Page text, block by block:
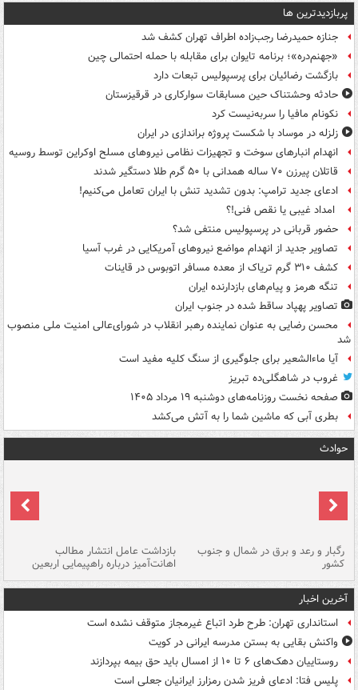
پربازدیدترین ها
جنازه حمیدرضا رجب‌زاده اطراف تهران کشف شد
«جهنم‌دره»؛ برنامه تایوان برای مقابله با حمله احتمالی چین
بازگشت رضائیان برای پرسپولیس تبعات دارد
حادثه وحشتناک حین مسابقات سوارکاری در قرقیزستان
نکونام مافیا را سربه‌نیست کرد
زلزله در موساد با شکست پروژه براندازی در ایران
انهدام انبارهای سوخت و تجهیزات نظامی نیروهای مسلح اوکراین توسط روسیه
قاتلان پیرزن ۷۰ ساله همدانی با ۵۰ گرم طلا دستگیر شدند
ادعای جدید ترامپ: بدون تشدید تنش با ایران تعامل می‌کنیم!
امداد غیبی یا نقص فنی!؟
حضور قربانی در پرسپولیس منتفی شد؟
تصاویر جدید از انهدام مواضع نیروهای آمریکایی در غرب آسیا
کشف ۳۱۰ گرم تریاک از معده مسافر اتوبوس در قاینات
تنگه هرمز و پیام‌های بازدارنده ایران
تصاویر پهپاد ساقط شده در جنوب ایران
محسن رضایی به عنوان نماینده رهبر انقلاب در شورای‌عالی امنیت ملی منصوب
شد
آیا ماءالشعیر برای جلوگیری از سنگ کلیه مفید است
غروب در شاهگلی‌ده تبریز
صفحه نخست روزنامه‌های دوشنبه ۱۹ مرداد ۱۴۰۵
بطری آبی که ماشین شما را به آتش می‌کشد
حوادث
رگبار و رعد و برق در شمال و جنوب
کشور
بازداشت عامل انتشار مطالب
اهانت‌آمیز درباره راهپیمایی اربعین
آخرین اخبار
استانداری تهران: طرح طرد اتباع غیرمجاز متوقف نشده است
واکنش بقایی به بستن مدرسه ایرانی در کویت
روستاییان دهک‌های ۶ تا ۱۰ از امسال باید حق بیمه بپردازند
پلیس فتا: ادعای فریز شدن رمزارز ایرانیان جعلی است